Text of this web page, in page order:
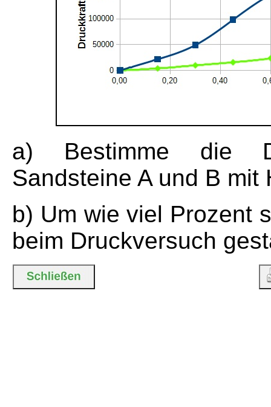
a) Bestimme die
Sandsteine A und B mit
b) Um wie viel Prozent
beim Druckversuch